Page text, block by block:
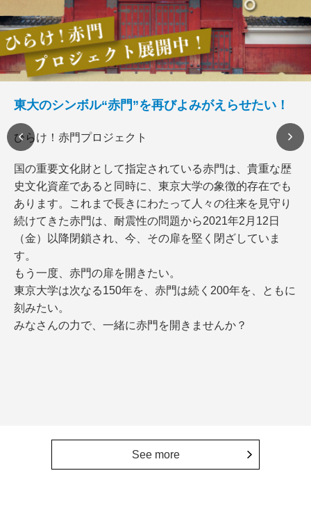
東大のシンボル“赤門”を再びよみがえらせたい！
ひらけ！赤門プロジェクト
国の重要文化財として指定されている赤門は、貴重な歴
史文化資産であると同時に、東京大学の象徴的存在でも
あります。これまで長きにわたって人々の往来を見守り
続けてきた赤門は、耐震性の問題から2021年2月12日
（金）以降閉鎖され、今、その扉を堅く閉ざしていま
す。
もう一度、赤門の扉を開きたい。
東京大学は次なる150年を、赤門は続く200年を、ともに
刻みたい。
みなさんの力で、一緒に赤門を開きませんか？
See more